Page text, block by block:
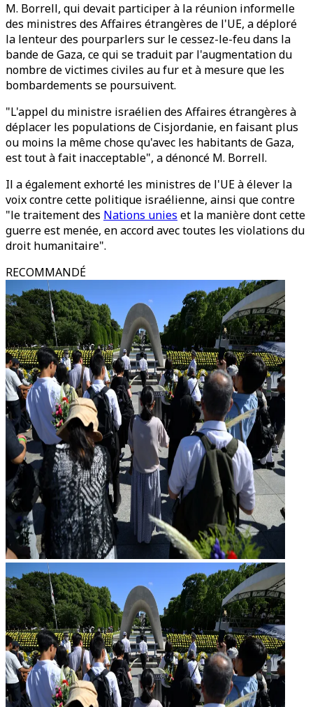
M. Borrell, qui devait participer à la réunion informelle
des ministres des Affaires étrangères de l'UE, a déploré
la lenteur des pourparlers sur le cessez-le-feu dans la
bande de Gaza, ce qui se traduit par l'augmentation du
nombre de victimes civiles au fur et à mesure que les
bombardements se poursuivent.
"L'appel du ministre israélien des Affaires étrangères à
déplacer les populations de Cisjordanie, en faisant plus
ou moins la même chose qu'avec les habitants de Gaza,
est tout à fait inacceptable", a dénoncé M. Borrell.
Il a également exhorté les ministres de l'UE à élever la
voix contre cette politique israélienne, ainsi que contre
"le traitement des Nations unies et la manière dont cette
guerre est menée, en accord avec toutes les violations du
droit humanitaire".
RECOMMANDÉ